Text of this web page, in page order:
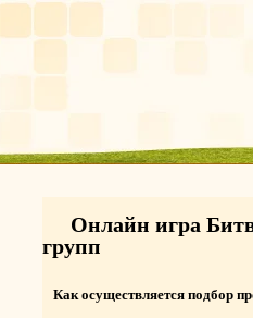
Онлайн игра
групп
Как осуществляется подбор